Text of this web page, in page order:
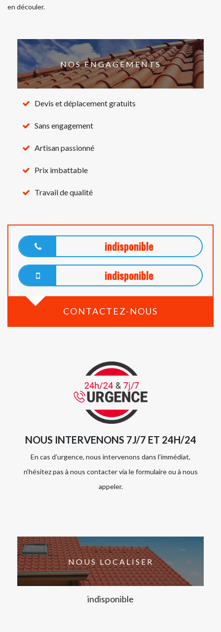
en découler.
NOS ENGAGEMENTS
Devis et déplacement gratuits
Sans engagement
Artisan passionné
Prix imbattable
Travail de qualité
indisponible
indisponible
CONTACTEZ-NOUS
NOUS INTERVENONS 7J/7 ET 24H/24
En cas d’urgence, nous intervenons dans l’immédiat,
n’hésitez pas à nous contacter via le formulaire ou à nous
appeler.
NOUS LOCALISER
indisponible